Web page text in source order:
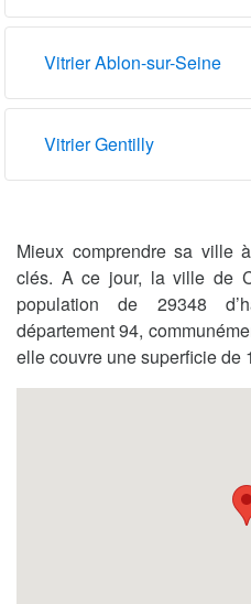
Vitrier Ablon-sur-Seine
Vitrier Gentilly
Mieux comprendre sa ville
clés. A ce jour, la ville de
population de 29348
département 94,
elle couvre une superficie de